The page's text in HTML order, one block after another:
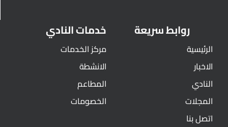
روابط سريعة
الرئيسية
الاخبار
النادي
المجلات
اتصل بنا
خدمات النادي
مركز الخدمات
الانشطة
المطاعم
الخصومات